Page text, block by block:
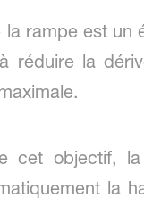
la rampe est un
réduire la
cet objectif,
la